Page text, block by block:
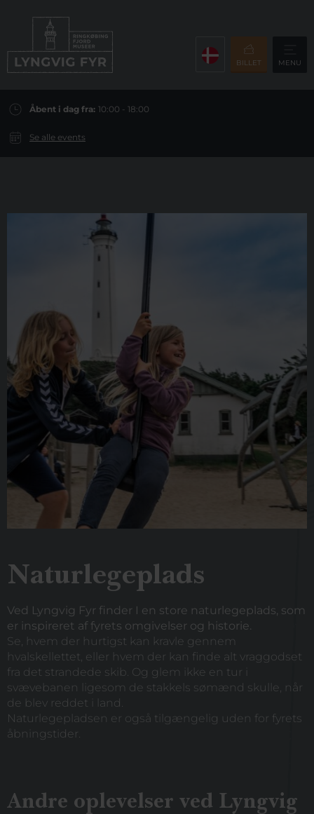
BILLET MENU
Åbent i dag fra: 10:00 - 18:00
Se alle events
Naturlegeplads
Ved Lyngvig Fyr finder I en store naturlegeplads, som
er inspireret af fyrets omgivelser og historie.
Se, hvem der hurtigst kan kravle gennem
hvalskellettet, eller hvem der kan finde alt vraggodset
fra det strandede skib. Og glem ikke en tur i
svævebanen ligesom de stakkels sømænd skulle, når
de blev reddet i land.
Naturlegepladsen er også tilgængelig uden for fyrets
åbningstider.
Andre oplevelser ved Lyngvig